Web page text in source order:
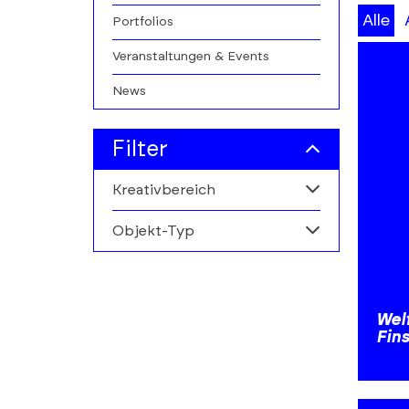
Portfolios
Veranstaltungen & Events
News
Filter
Kreativbereich
Alle
Objekt-Typ
A-
Z
Alle